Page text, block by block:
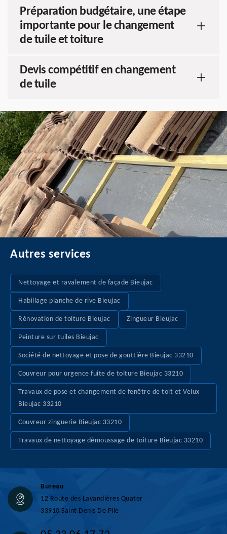
Préparation budgétaire, une étape
importante pour le changement
de tuile et toiture
Devis compétitif en changement
de tuile
Autres services
Nettoyage et ravalement de façade Bieujac
Habillage planche de rive Bieujac
Rénovation de toiture Bieujac Zingueur Bieujac
Peinture sur tuiles Bieujac
Société de nettoyage et pose de gouttière Bieujac 33210
Couvreur pour urgence fuite de toiture Bieujac 33210
Travaux de pose et changement de fenêtre de toit et Velux
Bieujac 33210
Couvreur zinguerie Bieujac 33210
Travaux de nettoyage démoussage de toiture Bieujac 33210
Bureau
12 Route des Lavandières Quater
33910 Saint Denis De Pile